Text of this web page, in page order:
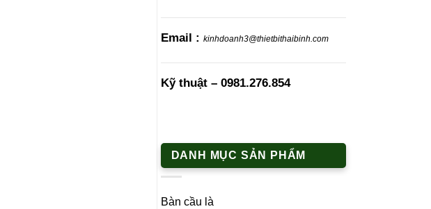
Email : kinhdoanh3@thietbithaibinh.com
Kỹ thuật – 0981.276.854
DANH MỤC SẢN PHẨM
Bàn cầu là